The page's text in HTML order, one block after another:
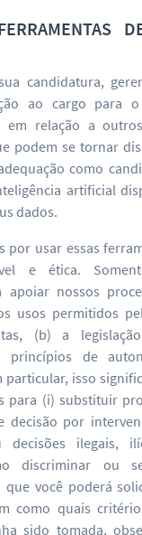
candidatura,
ao cargo para
em relação a
podem se tornar
como
artificial
dados.
por usar essas
e ética.
apoiar nossos
usos permitidos
(b) a
princípios de
particular, isso
para (i) substituir
decisão por
decisões ilegais,
discriminar ou
que você poderá
como quais
sido tomada,